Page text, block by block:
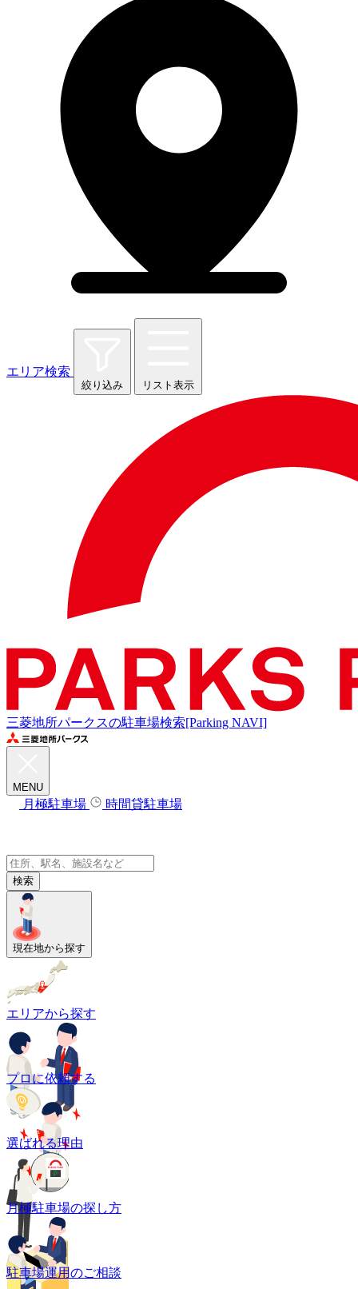
エリア検索
絞り込み リスト表示
三菱地所パークスの駐車場検索[Parking NAVI]
MENU
月極駐車場 時間貸駐車場
検索
現在地から探す
エリアから探す
プロに依頼する
選ばれる理由
月極駐車場の探し方
駐車場運用のご相談